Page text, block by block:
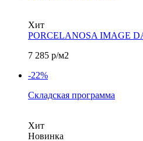
Хит
PORCELANOSA IMAGE
7 285 р/м2
-22%
Складская программа
Хит
Новинка